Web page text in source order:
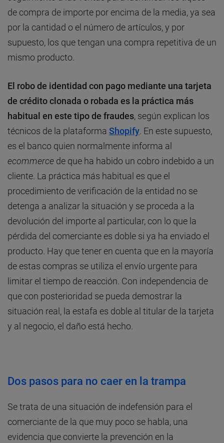
de compra de importe por encima de la media, ya sea
por la cantidad o el número de artículos, y por
supuesto, los que tengan una compra repetitiva de un
mismo producto.
El robo de identidad con pago mediante una tarjeta
de crédito clonada o robada es la práctica más
habitual en este tipo de fraudes, según explican los
técnicos de la plataforma Shopify. En este supuesto,
es el banco quien normalmente informa al
ecommerce de que ha habido un cobro indebido a un
cliente. La práctica más habitual es que el
procedimiento de verificación de la entidad no se
detenga a analizar la situación y se proceda a la
devolución del importe al particular, con lo que la
pérdida del comerciante es doble si ya ha enviado el
producto. Hay que tener en cuenta que en la mayoría
de estas compras se utiliza el envío urgente para
limitar el tiempo de reacción. Con independencia de
que con posterioridad se pueda demostrar la
situación real, la estafa es doble al titular de la tarjeta
y al negocio, el daño está hecho.
Dos pasos para no caer en la trampa
Se trata de una situación de indefensión para el
comerciante de la que muy poco se habla, una
evidencia que convierte la prevención en la